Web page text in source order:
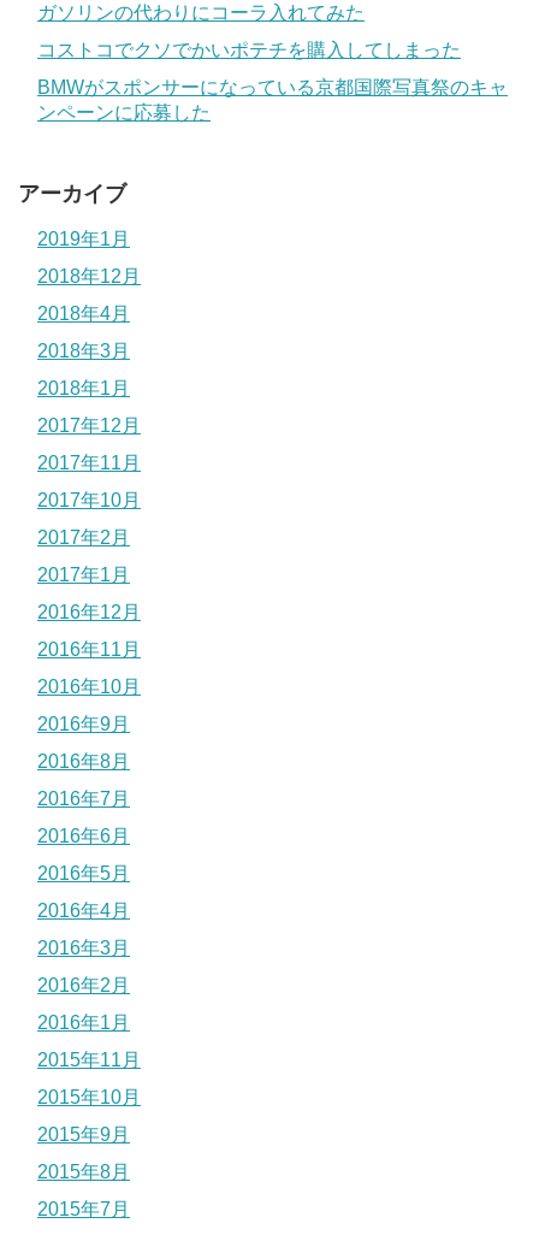
ガソリンの代わりにコーラ入れてみた
コストコでクソでかいポテチを購入してしまった
BMWがスポンサーになっている京都国際写真祭のキャ
ンペーンに応募した
アーカイブ
2019年1月
2018年12月
2018年4月
2018年3月
2018年1月
2017年12月
2017年11月
2017年10月
2017年2月
2017年1月
2016年12月
2016年11月
2016年10月
2016年9月
2016年8月
2016年7月
2016年6月
2016年5月
2016年4月
2016年3月
2016年2月
2016年1月
2015年11月
2015年10月
2015年9月
2015年8月
2015年7月